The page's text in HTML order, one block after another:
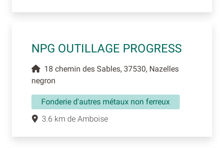
NPG OUTILLAGE PROGRESS
18 chemin des Sables, 37530, Nazelles
negron
Fonderie d'autres métaux non ferreux
3.6 km de Amboise